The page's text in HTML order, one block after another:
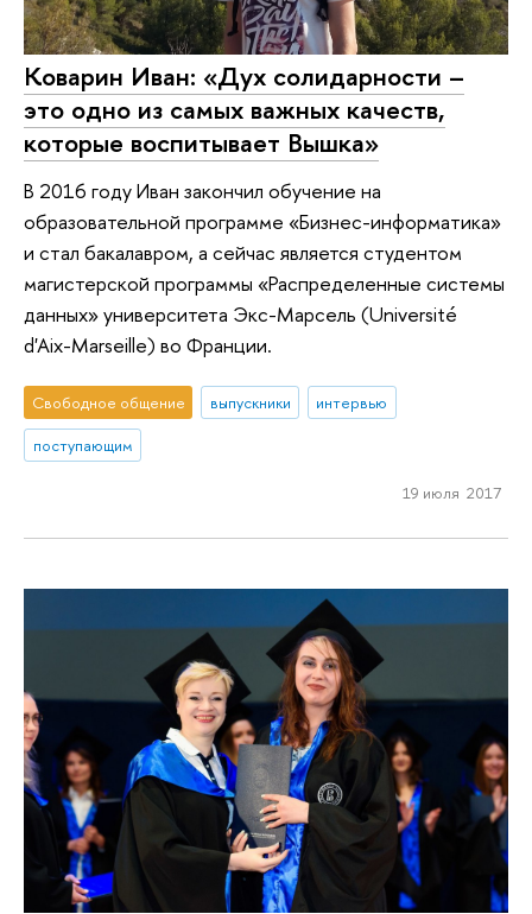
Коварин Иван: «Дух солидарности –
это одно из самых важных качеств,
которые воспитывает Вышка»
В 2016 году Иван закончил обучение на
образовательной программе «Бизнес-информатика»
и стал бакалавром, а сейчас является студентом
магистерской программы «Распределенные системы
данных» университета Экс-Марсель (Université
d'Aix-Marseille) во Франции.
Свободное общение выпускники
интервью
поступающим
19 июля 2017